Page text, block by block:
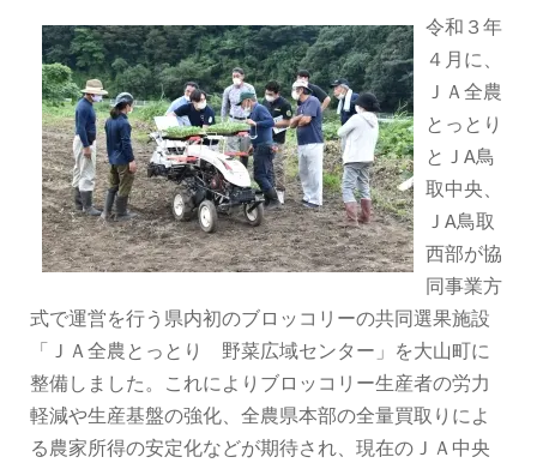
令和３年
４月に、
ＪＡ全農
とっとり
とＪA鳥
取中央、
ＪA鳥取
西部が協
同事業方
式で運営を行う県内初のブロッコリーの共同選果施設
「ＪＡ全農とっとり 野菜広域センター」を大山町に
整備しました。これによりブロッコリー生産者の労力
軽減や生産基盤の強化、全農県本部の全量買取りによ
る農家所得の安定化などが期待され、現在のＪＡ中央